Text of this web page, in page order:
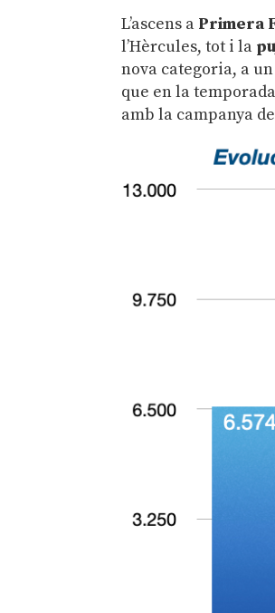
L’ascens a Primera
l’Hèrcules, tot i la
nova categoria, a
que en la
amb la campanya